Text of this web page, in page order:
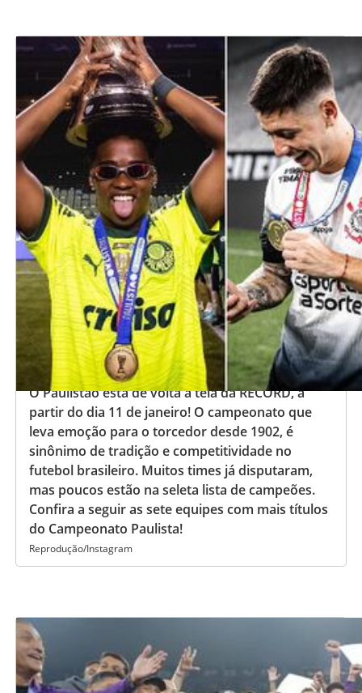
O Paulistão está de volta à tela da RECORD, a
partir do dia 11 de janeiro! O campeonato que
leva emoção para o torcedor desde 1902, é
sinônimo de tradição e competitividade no
futebol brasileiro. Muitos times já disputaram,
mas poucos estão na seleta lista de campeões.
Confira a seguir as sete equipes com mais títulos
do Campeonato Paulista!
Reprodução/Instagram